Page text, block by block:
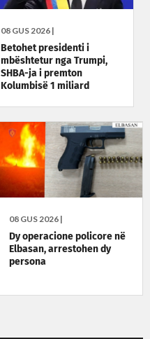
08 GUS 2026 |
Betohet presidenti i
mbështetur nga Trumpi,
SHBA-ja i premton
Kolumbisë 1 miliard
08 GUS 2026 |
Dy operacione policore në
Elbasan, arrestohen dy
persona